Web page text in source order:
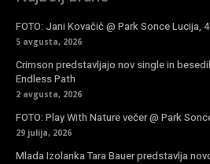
FOTO: Jani Kovačič @ Park Sonce Lucija,
5 avgusta, 2026
Crimson predstavljajo nov single in
Endless Path
2 avgusta, 2026
FOTO: Play With Nature večer @ Park
29 julija, 2026
Mlada Izolanka Tara Bauer predstavlja